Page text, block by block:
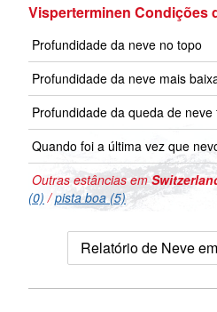
Visperterminen Condições
Profundidade da neve no topo
Profundidade da neve mais
Profundidade da queda de neve
Quando foi a última vez que
Outras estâncias em
(0) /pista boa (5)
Relatório de Neve